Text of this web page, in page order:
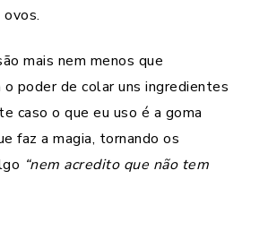
mais nem menos que
poder de colar uns ingredientes
caso o que eu uso é a goma
faz a magia, tornando os
“nem acredito que não tem